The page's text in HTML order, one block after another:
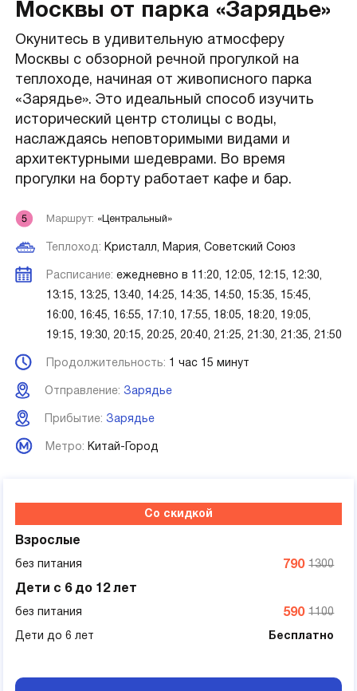
Москвы от парка «Зарядье»
Окунитесь в удивительную атмосферу
Москвы с обзорной речной прогулкой на
теплоходе, начиная от живописного парка
«Зарядье». Это идеальный способ изучить
исторический центр столицы с воды,
наслаждаясь неповторимыми видами и
архитектурными шедеврами. Во время
прогулки на борту работает кафе и бар.
Маршрут: «Центральный»
Теплоход: Кристалл, Мария, Советский Союз
Расписание: ежедневно в 11:20, 12:05, 12:15, 12:30,
13:15, 13:25, 13:40, 14:25, 14:35, 14:50, 15:35, 15:45,
16:00, 16:45, 16:55, 17:10, 17:55, 18:05, 18:20, 19:05,
19:15, 19:30, 20:15, 20:25, 20:40, 21:25, 21:30, 21:35, 21:50
Продолжительность: 1 час 15 минут
Отправление: Зарядье
Прибытие: Зарядье
Метро: Китай-Город
Со скидкой
Взрослые
без питания 1300
790
Дети с 6 до 12 лет
без питания 1100
590
Дети до 6 лет Бесплатно